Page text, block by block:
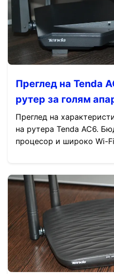
Преглед на Tenda
рутер за голям
Преглед на
на рутера Tenda AC6.
процесор и широко Wi-